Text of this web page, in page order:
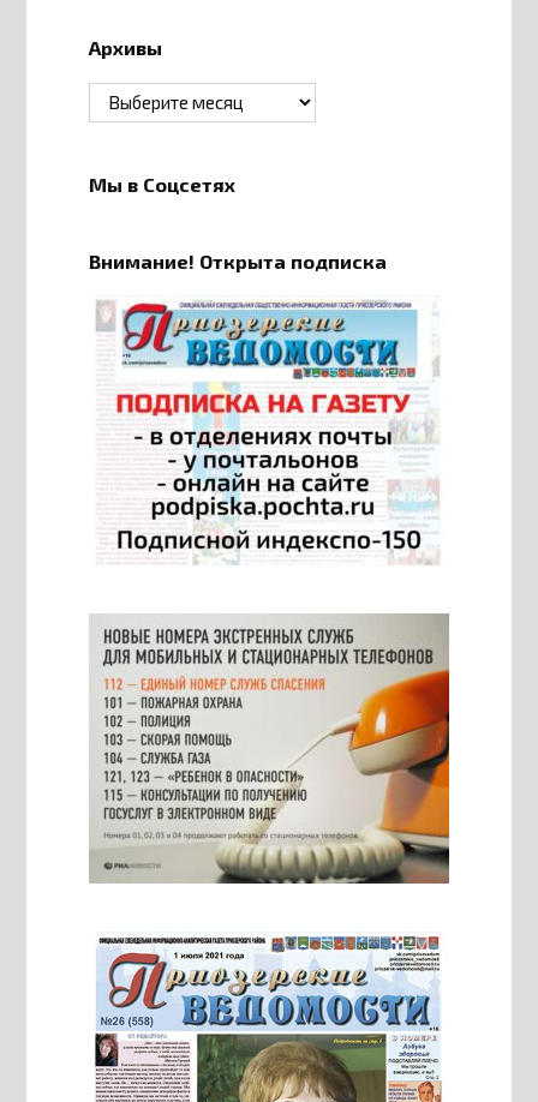
Архивы
Архивы
Мы в Соцсетях
Внимание! Открыта подписка